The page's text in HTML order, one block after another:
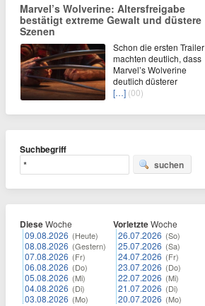
Marvel’s Wolverine: Altersfreigabe
bestätigt extreme Gewalt und düstere
Szenen
Schon die ersten Trailer
machten deutlich, dass
Marvel’s Wolverine
deutlich düsterer
[…] (00)
Suchbegriff
suchen
DieseWoche
09.08.2026 (Heute)
08.08.2026 (Gestern)
07.08.2026 (Fr)
06.08.2026 (Do)
05.08.2026 (Mi)
04.08.2026 (Di)
03.08.2026 (Mo)
VorletzteWoche
26.07.2026 (So)
25.07.2026 (Sa)
24.07.2026 (Fr)
23.07.2026 (Do)
22.07.2026 (Mi)
21.07.2026 (Di)
20.07.2026 (Mo)